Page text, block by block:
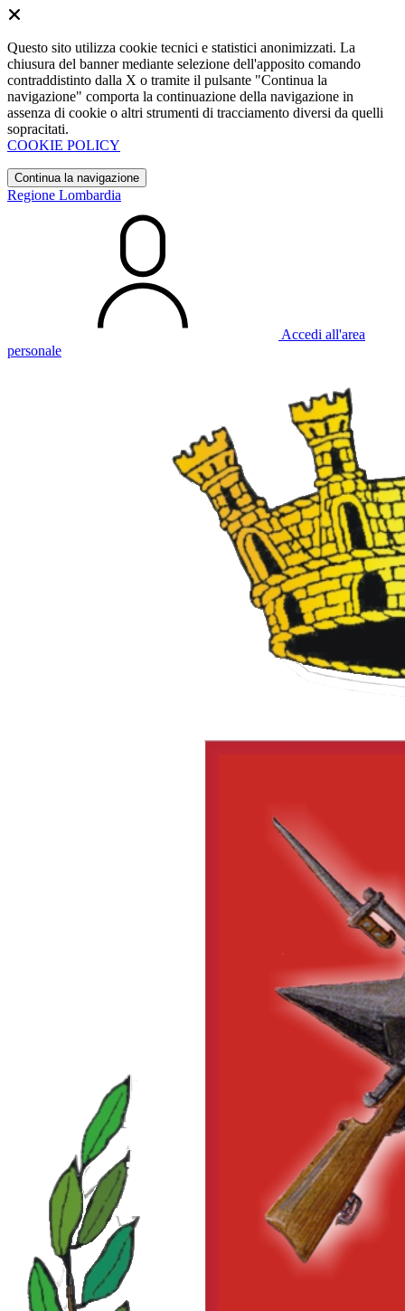
Questo sito utilizza cookie tecnici e statistici anonimizzati. La
chiusura del banner mediante selezione dell'apposito comando
contraddistinto dalla X o tramite il pulsante "Continua la
navigazione" comporta la continuazione della navigazione in
assenza di cookie o altri strumenti di tracciamento diversi da quelli
sopracitati.
COOKIE POLICY
Continua la navigazione
Regione Lombardia
Accedi all'area
personale